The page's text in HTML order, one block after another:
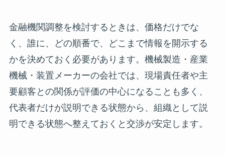
金融機関調整を検討するときは、価格だけでな
く、誰に、どの順番で、どこまで情報を開示する
かを決めておく必要があります。機械製造・産業
機械・装置メーカーの会社では、現場責任者や主
要顧客との関係が評価の中心になることも多く、
代表者だけが説明できる状態から、組織として説
明できる状態へ整えておくと交渉が安定します。